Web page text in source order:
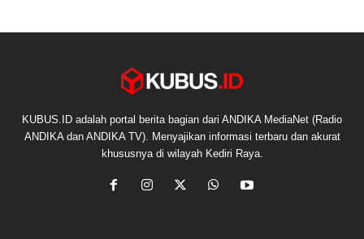
KUBUS.ID adalah portal berita bagian dari ANDIKA MediaNet (Radio
ANDIKA dan ANDIKA TV). Menyajikan informasi terbaru dan akurat
khususnya di wilayah Kediri Raya.